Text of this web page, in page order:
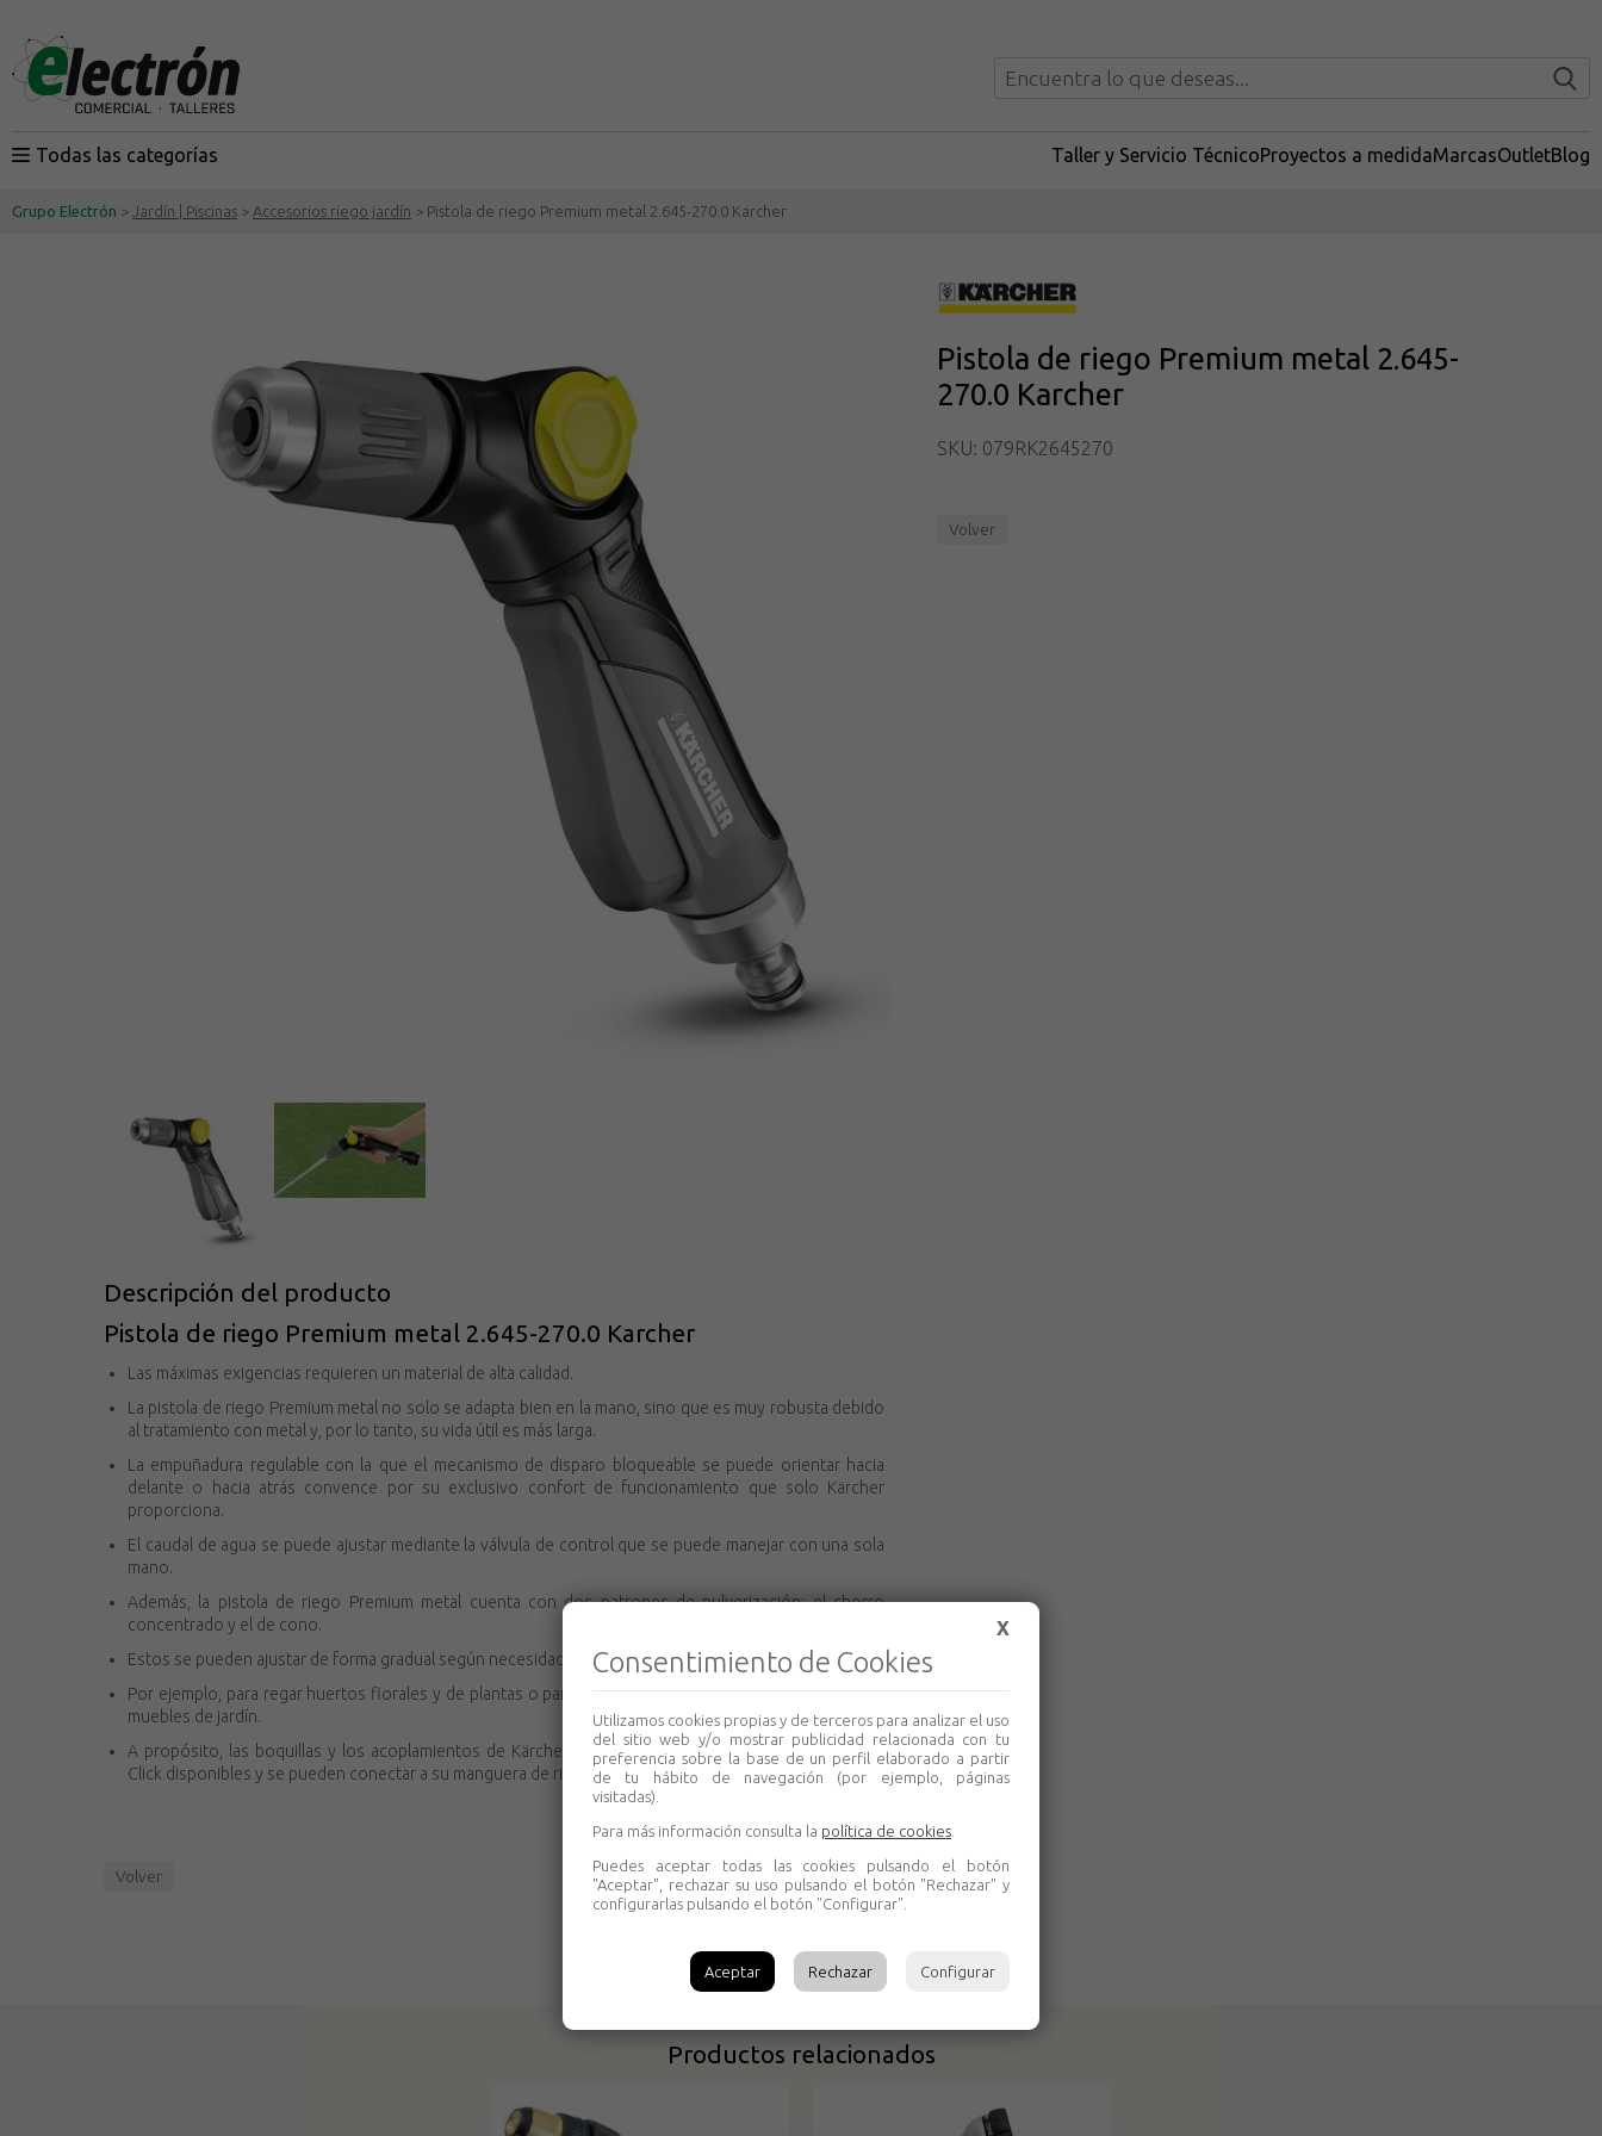
Todas las categorías Taller y Servicio TécnicoProyectos a medidaMarcasOutletBlog
Grupo Electrón > Jardín | Piscinas > Accesorios riego jardín > Pistola de riego Premium metal 2.645-270.0 Karcher
Pistola de riego Premium metal 2.645-
270.0 Karcher
SKU: 079RK2645270
Volver
Descripción del producto
Pistola de riego Premium metal 2.645-270.0 Karcher
Las máximas exigencias requieren un material de alta calidad.
La pistola de riego Premium metal no solo se adapta bien en la mano, sino que es muy robusta debido
al tratamiento con metal y, por lo tanto, su vida útil es más larga.
La empuñadura regulable con la que el mecanismo de disparo bloqueable se puede orientar hacia
delante o hacia atrás convence por su exclusivo confort de funcionamiento que solo Kärcher
proporciona.
El caudal de agua se puede ajustar mediante la válvula de control que se puede manejar con una sola
mano.
Además, la pistola de riego Premium metal cuenta con dos patrones de pulverización: el chorro
concentrado y el de cono.
Estos se pueden ajustar de forma gradual según necesidad.
Por ejemplo, para regar huertos florales y de plantas o para eliminar la suciedad gruesa de terrazas o
muebles de jardín.
A propósito, las boquillas y los acoplamientos de Kärcher son compatibles con todos los sistemas
Click disponibles y se pueden conectar a su manguera de riego sin problemas.
Volver
Productos relacionados
X
Consentimiento de Cookies
Utilizamos cookies propias y de terceros para analizar el uso
del sitio web y/o mostrar publicidad relacionada con tu
preferencia sobre la base de un perfil elaborado a partir
de tu hábito de navegación (por ejemplo, páginas
visitadas).
Para más información consulta la política de cookies
Puedes aceptar todas las cookies pulsando el botón
"Aceptar", rechazar su uso pulsando el botón "Rechazar" y
configurarlas pulsando el botón "Configurar".
Aceptar Rechazar Configurar